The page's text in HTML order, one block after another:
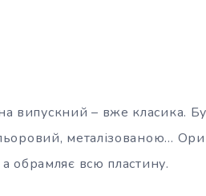
випускний – вже класика.
металізованою…
обрамляє всю пластину.